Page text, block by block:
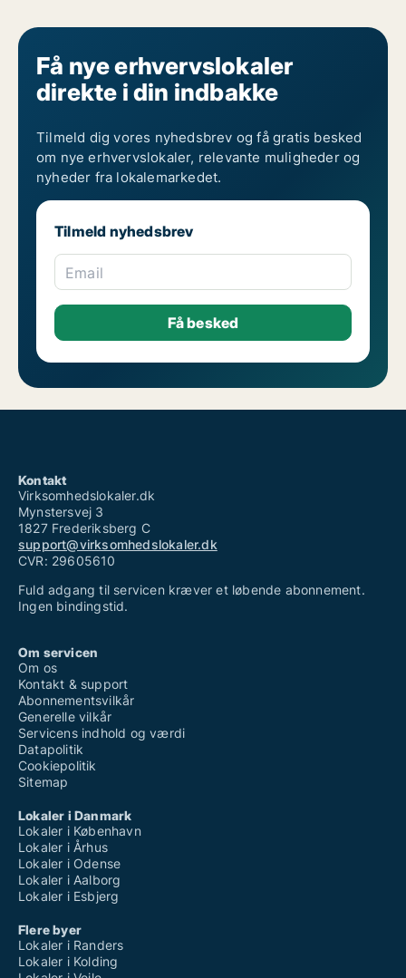
Få nye erhvervslokaler
direkte i din indbakke
Tilmeld dig vores nyhedsbrev og få gratis besked
om nye erhvervslokaler, relevante muligheder og
nyheder fra lokalemarkedet.
Tilmeld nyhedsbrev
Email
Kontakt
Virksomhedslokaler.dk
Mynstersvej 3
1827 Frederiksberg C
support@virksomhedslokaler.dk
CVR: 29605610
Fuld adgang til servicen kræver et løbende abonnement.
Ingen bindingstid.
Om servicen
Om os
Kontakt & support
Abonnementsvilkår
Generelle vilkår
Servicens indhold og værdi
Datapolitik
Cookiepolitik
Sitemap
Lokaler i Danmark
Lokaler i København
Lokaler i Århus
Lokaler i Odense
Lokaler i Aalborg
Lokaler i Esbjerg
Flere byer
Lokaler i Randers
Lokaler i Kolding